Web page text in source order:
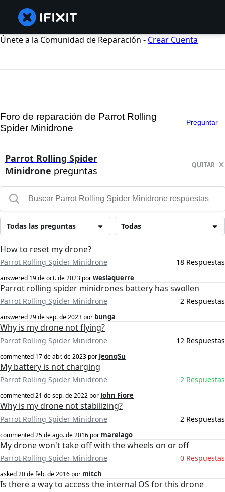
Únete a la Comunidad de Reparación - Crear Cuenta
Foro de reparación de Parrot Rolling
Spider Minidrone
Preguntar
Parrot Rolling Spider
Minidrone preguntas QUITAR
Todas
Todas las preguntas
How to reset my drone?
Parrot Rolling Spider Minidrone 18 Respuestas
answered 19 de oct. de 2023 porweslaquerre
Parrot rolling spider minidrones battery has swollen
Parrot Rolling Spider Minidrone 2 Respuestas
answered29 de sep. de 2023 por bunga
Why is my drone not flying?
Parrot Rolling Spider Minidrone 12 Respuestas
commented 17 de abr. de 2023 por JeongSu
My battery is not charging
Parrot Rolling Spider Minidrone 2 Respuestas
commented21 de sep. de 2022 por John Fiore
Why is my drone not stabilizing?
Parrot Rolling Spider Minidrone 2 Respuestas
commented25 de ago. de 2016 por marelago
My drone won't take off with the wheels on or off
Parrot Rolling Spider Minidrone 0 Respuestas
asked20 de feb. de 2016 por mitch
Is there a way to access the internal OS for this drone